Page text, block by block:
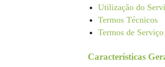
Utilização do
Termos Técnicos
Termos de Serviço
Características